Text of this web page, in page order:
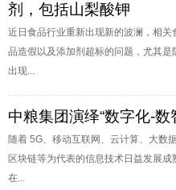
剂，包括山梨酸钾
近日食品行业重新出现新的波澜，相关
品造假以及添加剂超标的问题，尤其是
出现...
中粮集团演绎“数字化-数
随着 5G、移动互联网、云计算、大数
区块链等为代表的信息技术日益发展成
在...